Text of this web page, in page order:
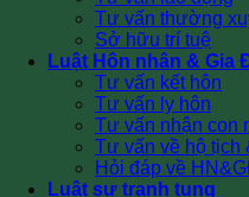
Tư vấn thường
Sở hữu trí tuệ
Luật Hôn nhân & Gia
Tư vấn kết hôn
Tư vấn ly hôn
Tư vấn nhận con
Tư vấn về hộ tịch
Hỏi đáp về
Luật sư tranh tụng